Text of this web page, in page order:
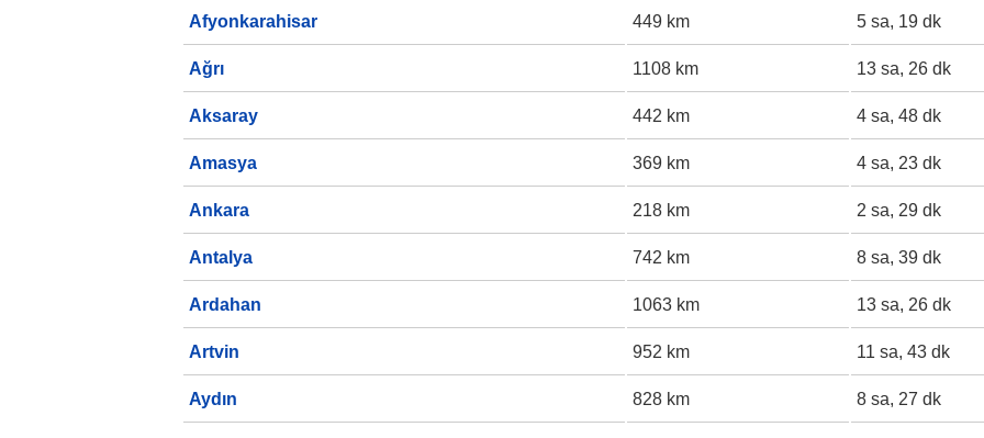
Afyonkarahisar 449 km 5 sa, 19 dk
Ağrı 1108 km 13 sa, 26 dk
Aksaray 442 km 4 sa, 48 dk
Amasya 369 km 4 sa, 23 dk
Ankara 218 km 2 sa, 29 dk
Antalya 742 km 8 sa, 39 dk
Ardahan 1063 km 13 sa, 26 dk
Artvin 952 km 11 sa, 43 dk
Aydın 828 km 8 sa, 27 dk